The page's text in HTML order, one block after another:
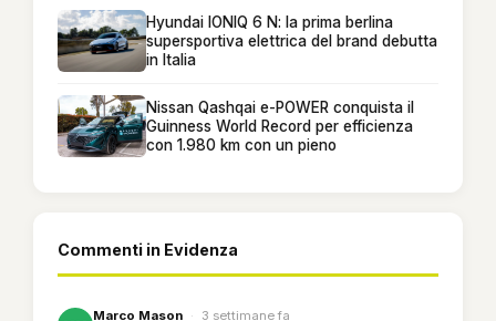
Hyundai IONIQ 6 N: la prima berlina
supersportiva elettrica del brand debutta
in Italia
Nissan Qashqai e-POWER conquista il
Guinness World Record per efficienza
con 1.980 km con un pieno
Commenti in Evidenza
Marco Mason · 3 settimane fa